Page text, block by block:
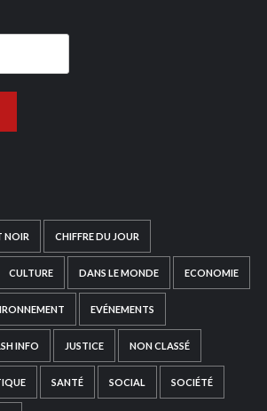
NOIR CHIFFRE DU JOUR
CULTURE DANS LE MONDE ECONOMIE
EVÉNEMENTS
INFO JUSTICE NON CLASSÉ
SANTÉ SOCIAL SOCIÉTÉ